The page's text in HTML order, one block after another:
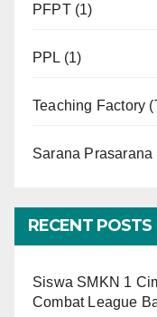
PFPT(1)
PPL (1)
Teaching Factory
Sarana Prasarana
RECENT POSTS
Siswa SMKN 1
Combat League